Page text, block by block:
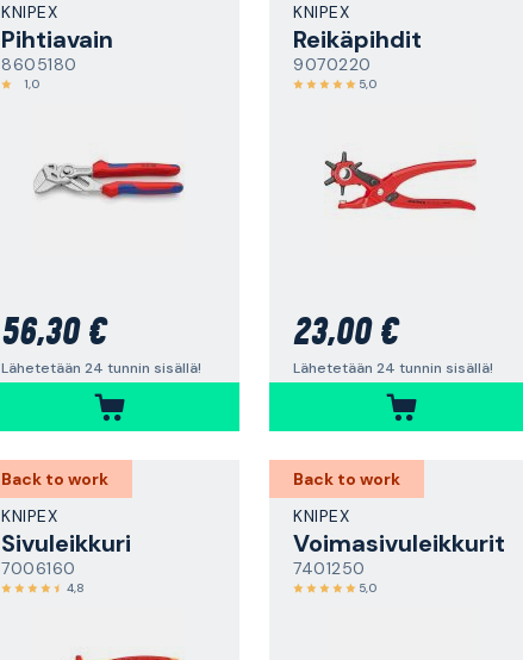
KNIPEX
Pihtiavain
8605180
1,0
56,30 €
Lähetetään 24 tunnin sisällä!
KNIPEX
Reikäpihdit
9070220
5,0
23,00 €
Lähetetään 24 tunnin sisällä!
Back to work
KNIPEX
Sivuleikkuri
7006160
4,8
Back to work
KNIPEX
Voimasivuleikkurit
7401250
5,0